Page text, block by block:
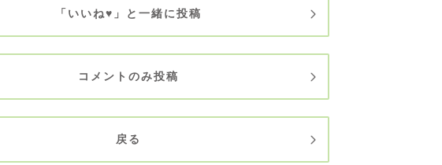
「いいね♥」と一緒に投稿
コメントのみ投稿
戻る